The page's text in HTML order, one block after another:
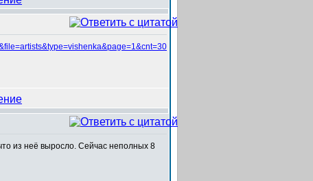
из неё выросло. Сейчас неполных 8